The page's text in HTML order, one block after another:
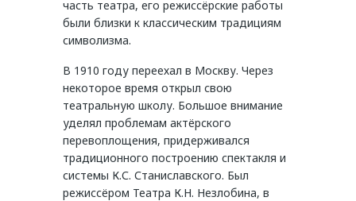
часть театра, его режиссёрские работы
были близки к классическим традициям
символизма.
В 1910 году переехал в Москву. Через
некоторое время открыл свою
театральную школу. Большое внимание
уделял проблемам актёрского
перевоплощения, придерживался
традиционного построению спектакля и
системы К.С. Станиславского. Был
режиссёром Театра К.Н. Незлобина, в